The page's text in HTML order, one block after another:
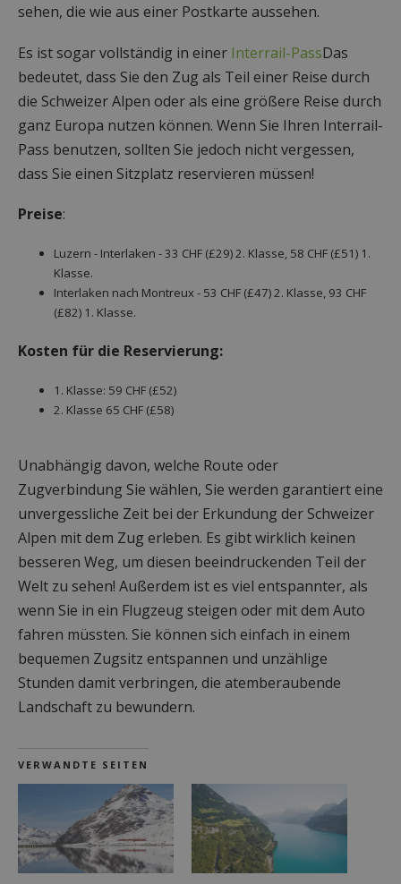
sehen, die wie aus einer Postkarte aussehen.
Es ist sogar vollständig in einer Interrail-PassDas
bedeutet, dass Sie den Zug als Teil einer Reise durch
die Schweizer Alpen oder als eine größere Reise durch
ganz Europa nutzen können. Wenn Sie Ihren Interrail-
Pass benutzen, sollten Sie jedoch nicht vergessen,
dass Sie einen Sitzplatz reservieren müssen!
Preise:
Luzern - Interlaken - 33 CHF (£29) 2. Klasse, 58 CHF (£51) 1.
Klasse.
Interlaken nach Montreux - 53 CHF (£47) 2. Klasse, 93 CHF
(£82) 1. Klasse.
Kosten für die Reservierung:
1. Klasse: 59 CHF (£52)
2. Klasse 65 CHF (£58)
Unabhängig davon, welche Route oder
Zugverbindung Sie wählen, Sie werden garantiert eine
unvergessliche Zeit bei der Erkundung der Schweizer
Alpen mit dem Zug erleben. Es gibt wirklich keinen
besseren Weg, um diesen beeindruckenden Teil der
Welt zu sehen! Außerdem ist es viel entspannter, als
wenn Sie in ein Flugzeug steigen oder mit dem Auto
fahren müssten. Sie können sich einfach in einem
bequemen Zugsitz entspannen und unzählige
Stunden damit verbringen, die atemberaubende
Landschaft zu bewundern.
VERWANDTE SEITEN